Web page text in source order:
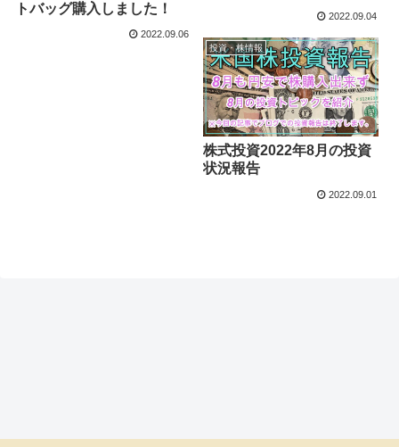
トバッグ購入しました！
2022.09.06
2022.09.04
投資・株情報
株式投資2022年8月の投資
状況報告
2022.09.01